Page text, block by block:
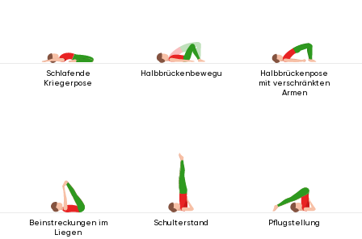
Schlafende
Kriegerpose
Halbbrückenbewegung
Halbbrückenpose
mit verschränkten
Armen
Beinstreckungen im
Liegen
Schulterstand Pflugstellung